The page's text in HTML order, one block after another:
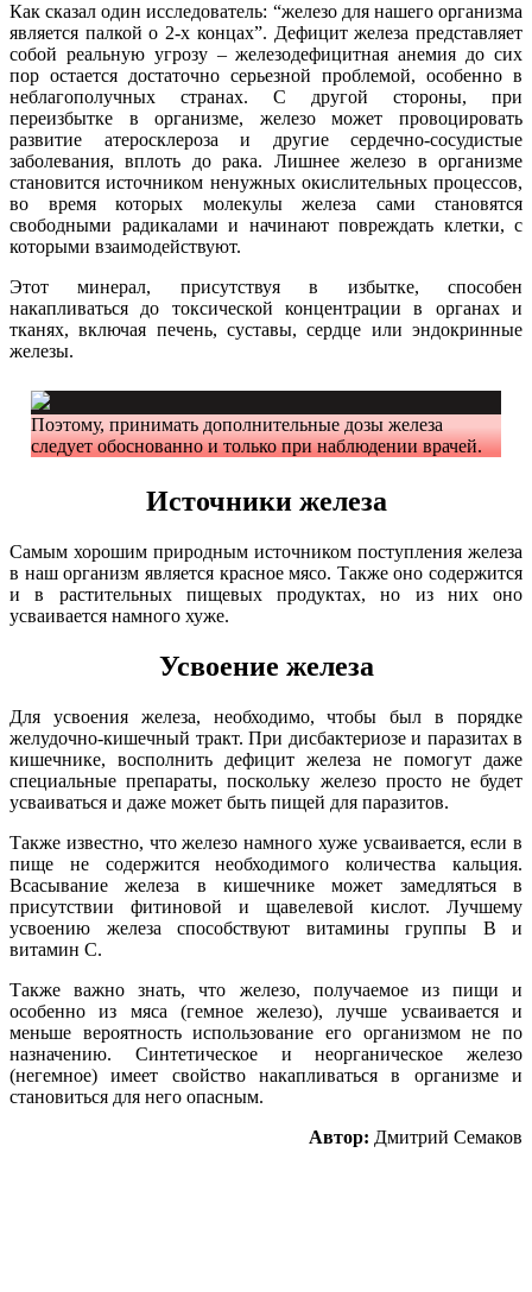
Как сказал один исследователь: “железо для нашего организма
является палкой о 2-х концах”. Дефицит железа представляет
собой реальную угрозу – железодефицитная анемия до сих
пор остается достаточно серьезной проблемой, особенно в
неблагополучных странах. С другой стороны, при
переизбытке в организме, железо может провоцировать
развитие атеросклероза и другие сердечно-сосудистые
заболевания, вплоть до рака. Лишнее железо в организме
становится источником ненужных окислительных процессов,
во время которых молекулы железа сами становятся
свободными радикалами и начинают повреждать клетки, с
которыми взаимодействуют.
Этот минерал, присутствуя в избытке, способен
накапливаться до токсической концентрации в органах и
тканях, включая печень, суставы, сердце или эндокринные
железы.
Поэтому, принимать дополнительные дозы железа
следует обоснованно и только при наблюдении врачей.
Источники железа
Самым хорошим природным источником поступления железа
в наш организм является красное мясо. Также оно содержится
и в растительных пищевых продуктах, но из них оно
усваивается намного хуже.
Усвоение железа
Для усвоения железа, необходимо, чтобы был в порядке
желудочно-кишечный тракт. При дисбактериозе и паразитах в
кишечнике, восполнить дефицит железа не помогут даже
специальные препараты, поскольку железо просто не будет
усваиваться и даже может быть пищей для паразитов.
Также известно, что железо намного хуже усваивается, если в
пище не содержится необходимого количества кальция.
Всасывание железа в кишечнике может замедляться в
присутствии фитиновой и щавелевой кислот. Лучшему
усвоению железа способствуют витамины группы B и
витамин C.
Также важно знать, что железо, получаемое из пищи и
особенно из мяса (гемное железо), лучше усваивается и
меньше вероятность использование его организмом не по
назначению. Синтетическое и неорганическое железо
(негемное) имеет свойство накапливаться в организме и
становиться для него опасным.
Автор: Дмитрий Семаков